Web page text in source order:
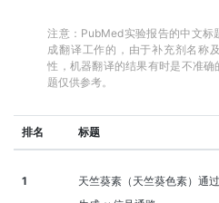
注意：PubMed实验报告的中文标
成翻译工作的，由于补充剂名称
性，机器翻译的结果有时是不准
题仅供参考。
排名 标题
1
天竺葵素（天竺葵色素）通